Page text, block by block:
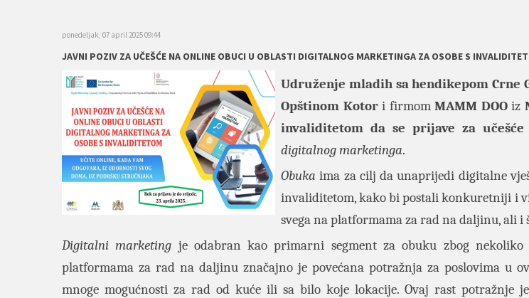
ponedeljak, 07 april 2025 09:44
JAVNI POZIV ZA UČEŠĆE NA ONLINE OBUCI U OBLASTI DIGITALNOG MARKETINGA ZA OSOBE S
Udruženje mladih sa hendikepom Crne
Opštinom Kotori firmomMAMM DOOiz
invaliditetom da se prijave za učešće
digitalnog marketinga.
Obuka ima za cilj da unaprijedi digitalne
invaliditetom, kako bi postali konkuretniji i
svega na platformama za rad na daljinu, ali i
Digitalni marketing je odabran kao primarni segment za obuku zbog
platformama za rad na daljinu značajno je povećana potražnja za poslovima u
mnoge mogućnosti za rad od kuće ili sa bilo koje lokacije. Ovaj rast potražnje